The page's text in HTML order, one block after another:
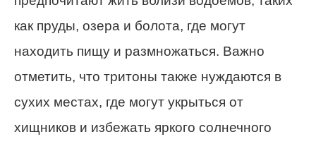
как пруды, озера и болота, где могут
находить пищу и размножаться. Важно
отметить, что тритоны также нуждаются в
сухих местах, где могут укрыться от
хищников и избежать яркого солнечного